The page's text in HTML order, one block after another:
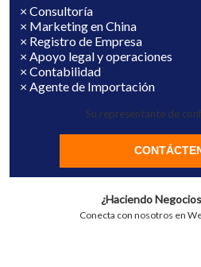
× Consultoría
× Marketing en China
× Registro de Empresa
× Apoyo legal y operaciones
× Contabilidad
× Agente de Importación
Su representante de
¿Haciendo
Conecta con nosotros en